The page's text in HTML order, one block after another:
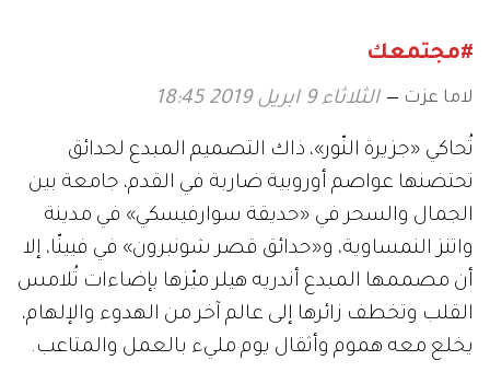
#مجتمعك
لاما عزت الثلاثاء 9 ابريل 2019 18:45
تُحاكي «جزيرة النّور»، ذاك التصميم المبدع لحدائق
تحتضنها عواصم أوروبية ضاربة في القدم، جامعة بين
الجمال والسحر في «حديقة سوارفيسكي» في مدينة
واتنز النمساوية، و«حدائق قصر شونبرون» في فيينّا، إلا
أن مصممها المبدع أندريه هيلر ميّزها بإضاءات تُلامس
القلب وتخطف زائرها إلى عالم آخر من الهدوء والإلهام،
يخلع معه هموم وأثقال يوم مليء بالعمل والمتاعب.